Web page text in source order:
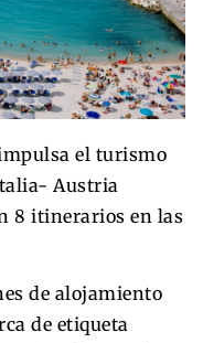
el turismo
Austria
8 itinerarios en las
de alojamiento
de etiqueta